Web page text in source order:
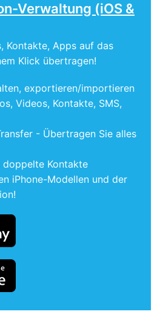
Verwaltung (iOS &
Kontakte, Apps auf das
Klick übertragen!
exportieren/importieren
Videos, Kontakte, SMS,
- Übertragen Sie alles
doppelte Kontakte
iPhone-Modellen und der